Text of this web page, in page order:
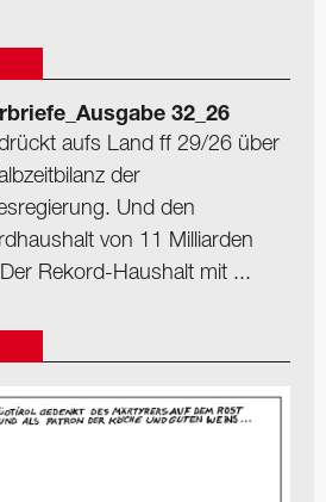
32_26
aufs Land ff 29/26 über
der
Und den
von 11 Milliarden
Rekord-Haushalt mit ...